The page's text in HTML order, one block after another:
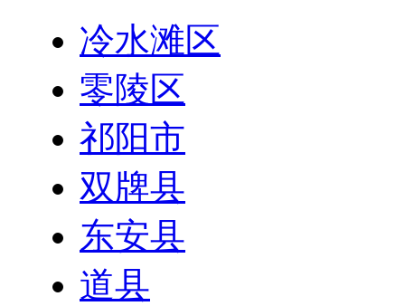
冷水滩区
零陵区
祁阳市
双牌县
东安县
道县